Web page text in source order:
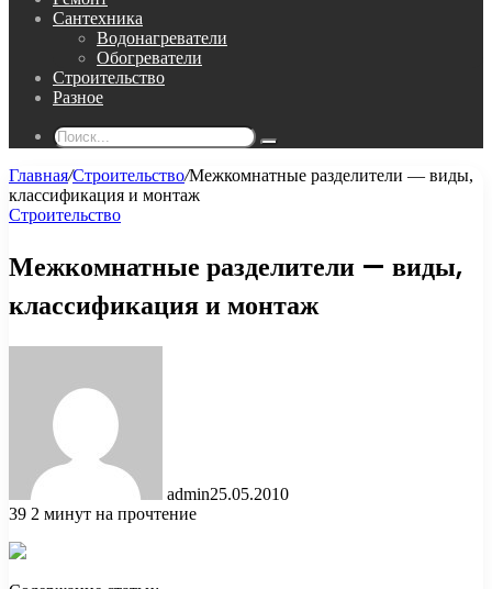
Сантехника
Водонагреватели
Обогреватели
Строительство
Разное
Поиск...
Главная/Строительство/Межкомнатные разделители — виды,
классификация и монтаж
Строительство
Межкомнатные разделители — виды,
классификация и монтаж
admin25.05.2010
39 2 минут на прочтение